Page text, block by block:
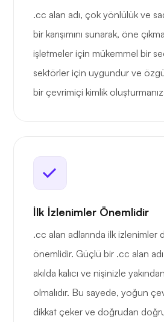
.cc alan adı, çok yönlülük ve
bir karışımını sunarak, öne
işletmeler için mükemmel bir
sektörler için uygundur ve
bir çevrimiçi kimlik
İlk İzlenimler Önemlidir
.cc alan adlarında ilk izlenimler
önemlidir. Güçlü bir .cc alan adı
akılda kalıcı ve nişinizle
olmalıdır. Bu sayede, yoğun
dikkat çeker ve doğrudan